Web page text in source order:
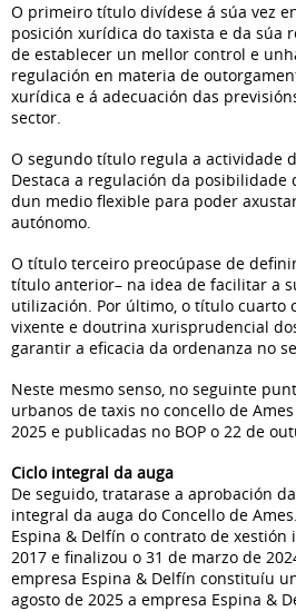
O primeiro título divídese á súa vez
posición xurídica do taxista e da súa
de establecer un mellor control e
regulación en materia de
xurídica e á adecuación das
sector.
O segundo título regula a actividade
Destaca a regulación da
dun medio flexible para poder
autónomo.
O título terceiro preocúpase de
título anterior– na idea de facilitar a
utilización. Por último, o título cuarto
vixente e doutrina xurisprudencial
garantir a eficacia da ordenanza no
Neste mesmo senso, no seguinte
urbanos de taxis no concello de
2025 e publicadas no BOP o 22 de
Ciclo integral da auga
De seguido, tratarase a aprobación
integral da auga do Concello de
Espina & Delfín o contrato de
2017 e finalizou o 31 de marzo de
empresa Espina & Delfín constituíu
agosto de 2025 a empresa Espina &